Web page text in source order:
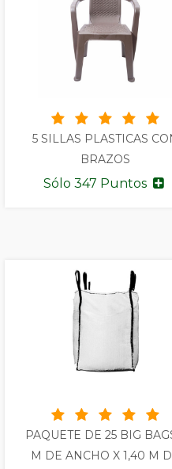
5 SILLAS PLASTICAS
BRAZOS
Sólo 347 Puntos
PAQUETE DE 25 BIG
M DE ANCHO X 1,40 M